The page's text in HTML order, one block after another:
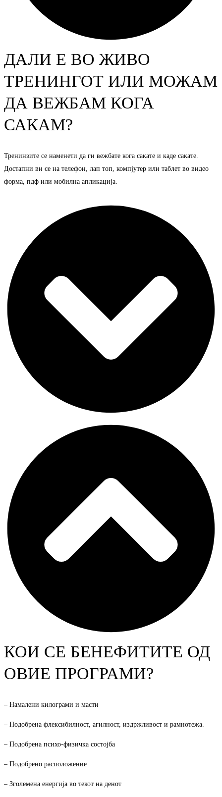
ДАЛИ Е ВО ЖИВО
ТРЕНИНГОТ ИЛИ МОЖАМ
ДА ВЕЖБАМ КОГА
САКАМ?
Тренинзите се наменети да ги вежбате кога сакате и каде сакате.
Достапни ви се на телефон, лап топ, компјутер или таблет во видео
форма, пдф или мобилна апликација.
КОИ СЕ БЕНЕФИТИТЕ ОД
ОВИЕ ПРОГРАМИ?
– Намалени килограми и масти
– Подобрена флексибилност, агилност, издржливост и рамнотежа.
– Подобрена психо-физичка состојба
– Подобрено расположение
– Зголемена енергија во текот на денот